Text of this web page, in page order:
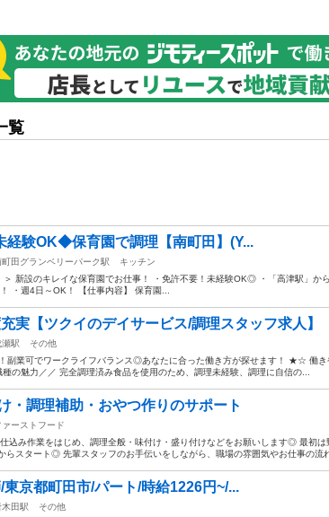
覧
経験OK◆保育園で調理【南町田】(Y...
町田グランベリーパーク駅
キッチン
＞ 新設のキレイな保育園でお仕事！ ・免許不要！未経験OK◎ ・「高津駅」か
・週4日～OK！ 【仕事内容】 保育園...
実【ツクイのデイサービス/調理スタッフ求人】
瀬駅
その他
副業可でワークライフバランス◎あなたに合った働き方が探せます！ ★☆ 働き
の魅力／／ 完全調理済み食品を使用のため、調理未経験、調理に自信の...
・調理補助・おやつ作りのサポート
ァーストフード
込み作業をはじめ、調理全般・味付け・盛り付けなどをお願いします◎ 最初は
らスタート◎ 先輩スタッフのお手伝いをしながら、職場の雰囲気やお仕事の流
京都町田市/パート/時給1226円~/...
木田駅
その他